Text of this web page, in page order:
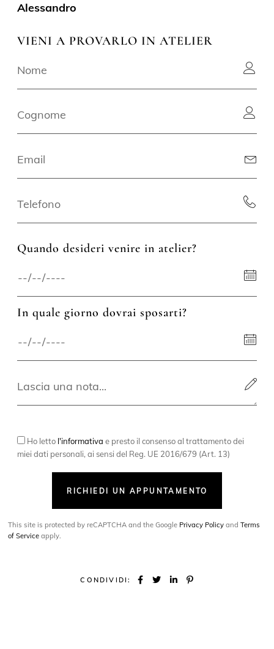
Alessandro
VIENI A PROVARLO IN ATELIER
Quando desideri venire in atelier?
In quale giorno dovrai sposarti?
Ho letto l'informativa e presto il consenso al trattamento dei
miei dati personali, ai sensi del Reg. UE 2016/679 (Art. 13)
RICHIEDI UN APPUNTAMENTO
This site is protected by reCAPTCHA and the Google Privacy Policy andTerms
of Service apply.
CONDIVIDI: